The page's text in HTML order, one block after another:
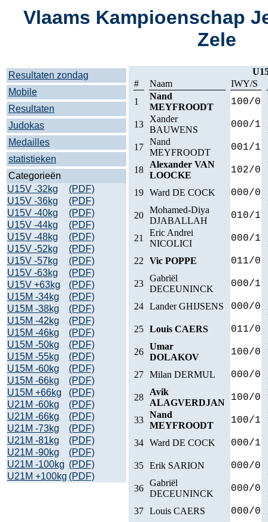
Vlaams Kampioenschap
Zele
Resultaten zondag
Mobile
Resultaten
Judokas
Medailles
statistieken
Categorieën
U15V -32kg
(PDF)
U15V -36kg
(PDF)
U15V -40kg
(PDF)
U15V -44kg
(PDF)
U15V -48kg
(PDF)
U15V -52kg
(PDF)
U15V -57kg
(PDF)
U15V -63kg
(PDF)
U15V +63kg
(PDF)
U15M -34kg
(PDF)
U15M -38kg
(PDF)
U15M -42kg
(PDF)
U15M -46kg
(PDF)
U15M -50kg
(PDF)
U15M -55kg
(PDF)
U15M -60kg
(PDF)
U15M -66kg
(PDF)
U15M +66kg
(PDF)
U21M -60kg
(PDF)
U21M -66kg
(PDF)
U21M -73kg
(PDF)
U21M -81kg
(PDF)
U21M -90kg
(PDF)
U21M -100kg (PDF)
U21M +100kg (PDF)
#
Naam IWY/S
1
Nand
MEYFROODT
100/0
13
Xander
BAUWENS
000/1
17
Nand
MEYFROODT
001/1
18
Alexander VAN
LOOCKE
102/0
19 Ward DE COCK 000/0
20
Mohamed-Diya
DJABALLAH
010/1
21
Eric Andrei
NICOLICI
000/1
22
Vic POPPE 011/0
23
Gabriël
DECEUNINCK
000/1
24 Lander GHIJSENS 000/0
25 Louis CAERS 011/0
26
Umar
DOLAKOV
100/0
27 Milan DERMUL 000/0
28
Avik
ALAGVERDJAN
100/0
33
Nand
MEYFROODT
100/1
34 Ward DE COCK 000/1
35 Erik SARION 000/0
36
Gabriël
DECEUNINCK
000/0
37 Louis CAERS 000/0